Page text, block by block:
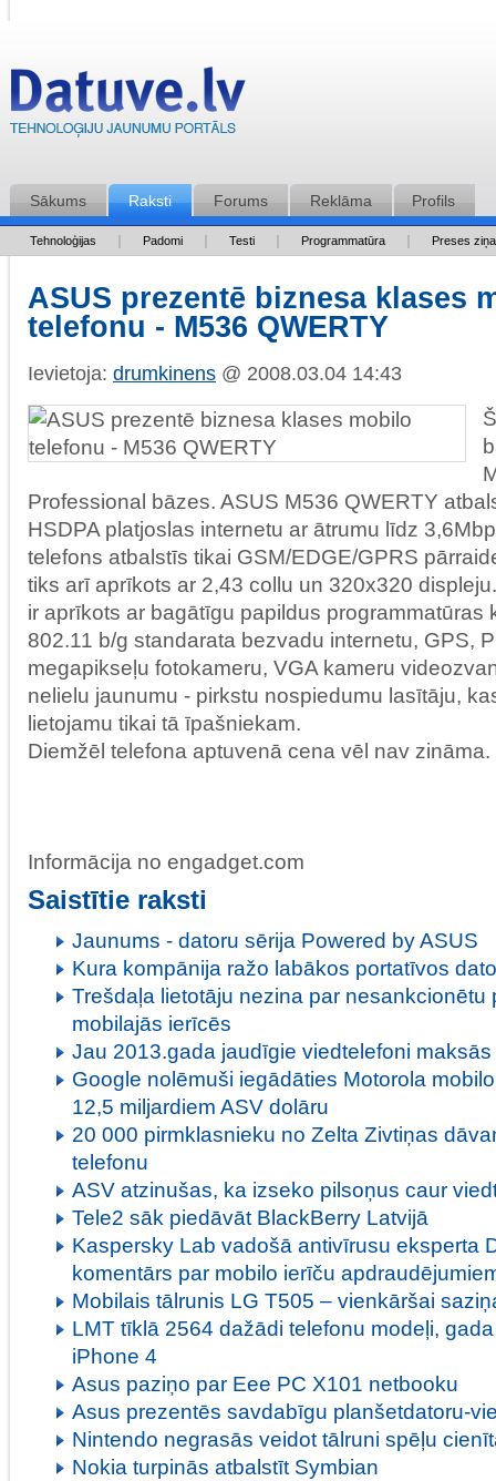
Sākums Raksti Forums Reklāma Profils
Tehnoloģijas Padomi Testi Programmatūra Preses
ASUS prezentē biznesa klases
telefonu - M536 QWERTY
Ievietoja: drumkinens @ 2008.03.04 14:43
Professional bāzes. ASUS M536 QWERTY
HSDPA platjoslas internetu ar ātrumu līdz
telefons atbalstīs tikai GSM/EDGE/GPRS
tiks arī aprīkots ar 2,43 collu un 320x320
ir aprīkots ar bagātīgu papildus programmatūras
802.11 b/g standarata bezvadu internetu, GPS,
megapikseļu fotokameru, VGA kameru
nelielu jaunumu - pirkstu nospiedumu lasītāju,
lietojamu tikai tā īpašniekam.
Diemžēl telefona aptuvenā cena vēl nav zināma.
Informācija no engadget.com
Saistītie raksti
Jaunums - datoru sērija Powered by ASUS
Kura kompānija ražo labākos portatīvos
Trešdaļa lietotāju nezina par nesankcionētu
mobilajās ierīcēs
Jau 2013.gada jaudīgie viedtelefoni
Google nolēmuši iegādāties Motorola
12,5 miljardiem ASV dolāru
20 000 pirmklasnieku no Zelta Zivtiņas
telefonu
ASV atzinušas, ka izseko pilsoņus caur
Tele2 sāk piedāvāt BlackBerry Latvijā
Kaspersky Lab vadošā antivīrusu eksperta
komentārs par mobilo ierīču
Mobilais tālrunis LG T505 – vienkāršai
LMT tīklā 2564 dažādi telefonu modeļi,
iPhone 4
Asus paziņo par Eee PC X101 netbooku
Asus prezentēs savdabīgu planšetdatoru-
Nintendo negrasās veidot tālruni spēļu
Nokia turpinās atbalstīt Symbian